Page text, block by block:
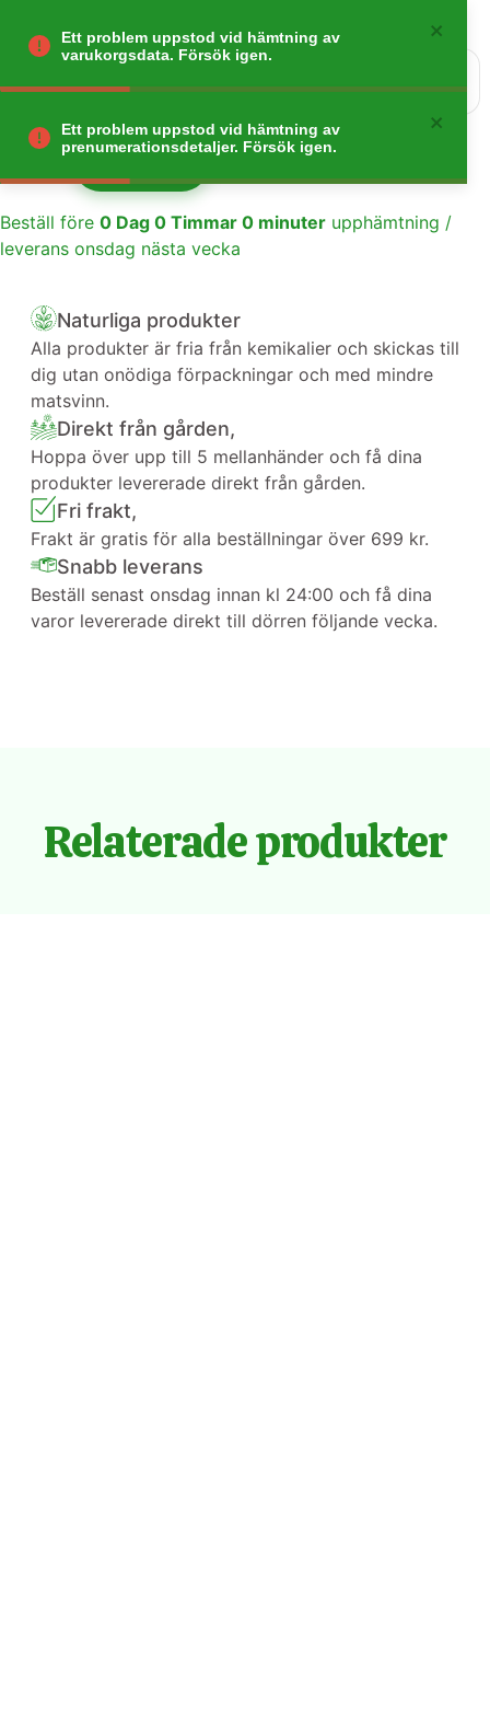
Gå tillbaka
Beställ före 0 Dag 0 Timmar 0 minuter upphämtning /
leverans onsdag nästa vecka
Naturliga produkter
Alla produkter är fria från kemikalier och skickas till
dig utan onödiga förpackningar och med mindre
matsvinn.
Direkt från gården,
Hoppa över upp till 5 mellanhänder och få dina
produkter levererade direkt från gården.
Fri frakt,
Frakt är gratis för alla beställningar över 699 kr.
Snabb leverans
Beställ senast onsdag innan kl 24:00 och få dina
varor levererade direkt till dörren följande vecka.
Relaterade produkter
Ett problem uppstod vid hämtning av
varukorgsdata. Försök igen.
Ett problem uppstod vid hämtning av
prenumerationsdetaljer. Försök igen.